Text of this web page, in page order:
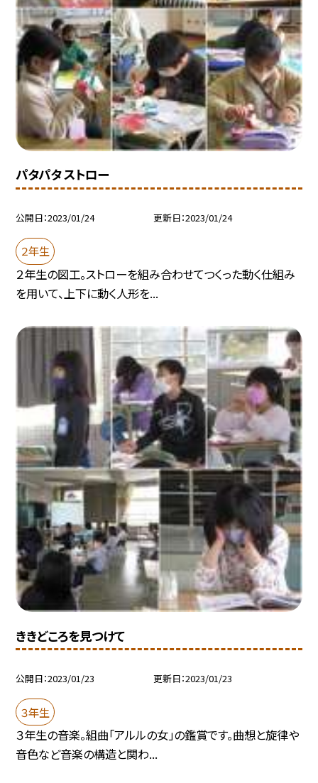
パタパタ ストロー
公開日 2023/01/24 更新日 2023/01/24
２年生
２年生の図工。ストローを組み合わせてつくった動く仕組み
を用いて、上下に動く人形を...
ききどころを見つけて
公開日 2023/01/23 更新日 2023/01/23
３年生
３年生の音楽。組曲「アルルの女」の鑑賞です。曲想と旋律や
音色など音楽の構造と関わ...